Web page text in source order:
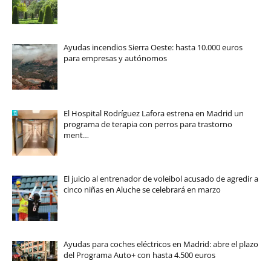
Ayudas incendios Sierra Oeste: hasta 10.000 euros
para empresas y autónomos
El Hospital Rodríguez Lafora estrena en Madrid un
programa de terapia con perros para trastorno
ment…
El juicio al entrenador de voleibol acusado de agredir a
cinco niñas en Aluche se celebrará en marzo
Ayudas para coches eléctricos en Madrid: abre el plazo
del Programa Auto+ con hasta 4.500 euros